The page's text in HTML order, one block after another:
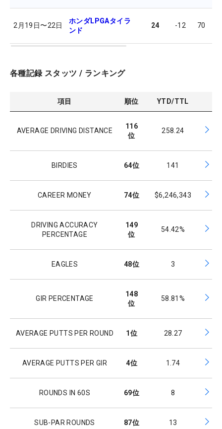
2月19日〜22日
ホンダLPGAタイラ
ンド
24 -12 70
各種記録 スタッツ / ランキング
項目 順位 YTD/TTL
AVERAGE DRIVING DISTANCE
116
位
258.24
BIRDIES 64位 141
CAREER MONEY 74位 $6,246,343
DRIVING ACCURACY
PERCENTAGE
149
位
54.42%
EAGLES 48位 3
GIR PERCENTAGE
148
位
58.81%
AVERAGE PUTTS PER ROUND 1位 28.27
AVERAGE PUTTS PER GIR 4位 1.74
ROUNDS IN 60S 69位 8
SUB-PAR ROUNDS 87位 13